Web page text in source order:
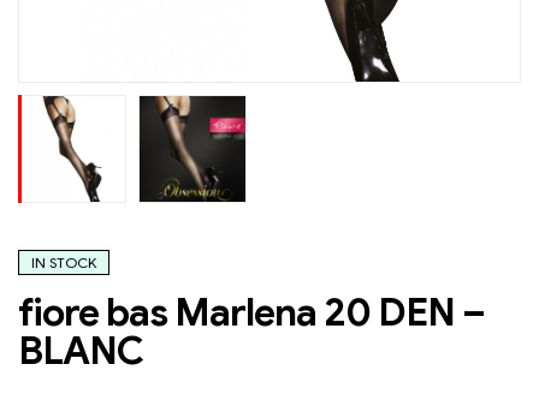
IN STOCK
fiore bas Marlena 20 DEN –
BLANC